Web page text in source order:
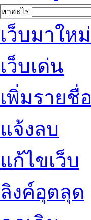
หาอะไร
เว็บมาใหม่
เว็บเด่น
เพิ่มรายชื่อ
แจ้งลบ
แก้ไขเว็บ
ลิงค์อุตลุด